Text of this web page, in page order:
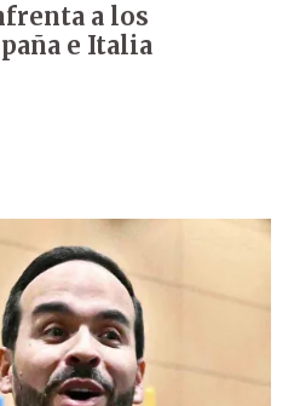
a los
e Italia